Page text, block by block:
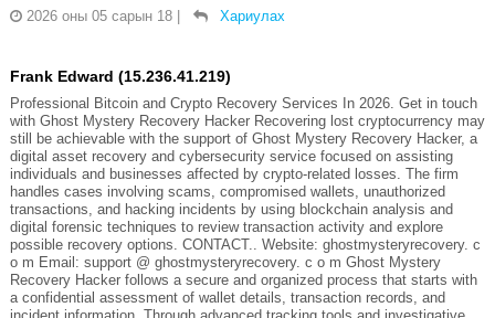
2026 оны 05 сарын 18
Хариулах
Frank Edward (15.236.41.219)
Professional Bitcoin and Crypto Recovery Services In 2026. Get in touch
with Ghost Mystery Recovery Hacker Recovering lost cryptocurrency may
still be achievable with the support of Ghost Mystery Recovery Hacker, a
digital asset recovery and cybersecurity service focused on assisting
individuals and businesses affected by crypto-related losses. The firm
handles cases involving scams, compromised wallets, unauthorized
transactions, and hacking incidents by using blockchain analysis and
digital forensic techniques to review transaction activity and explore
possible recovery options. CONTACT.. Website: ghostmysteryrecovery. c
o m Email: support @ ghostmysteryrecovery. c o m Ghost Mystery
Recovery Hacker follows a secure and organized process that starts with
a confidential assessment of wallet details, transaction records, and